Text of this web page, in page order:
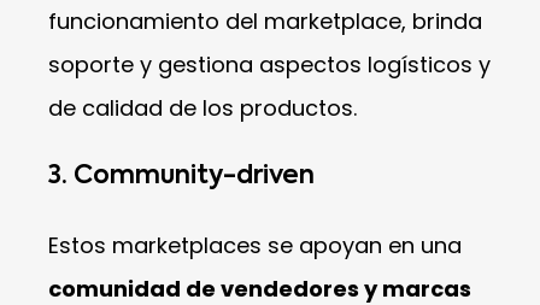
funcionamiento del marketplace, brinda
soporte y gestiona aspectos logísticos y
de calidad de los productos.
3. Community-driven
Estos marketplaces se apoyan en una
comunidad de vendedores y marcas